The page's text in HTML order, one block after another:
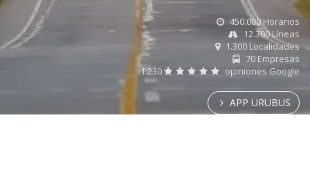
450.000 Horarios
12.300 Líneas
1.300 Localidades
70 Empresas
1.230
opiniones Google
APP URUBUS